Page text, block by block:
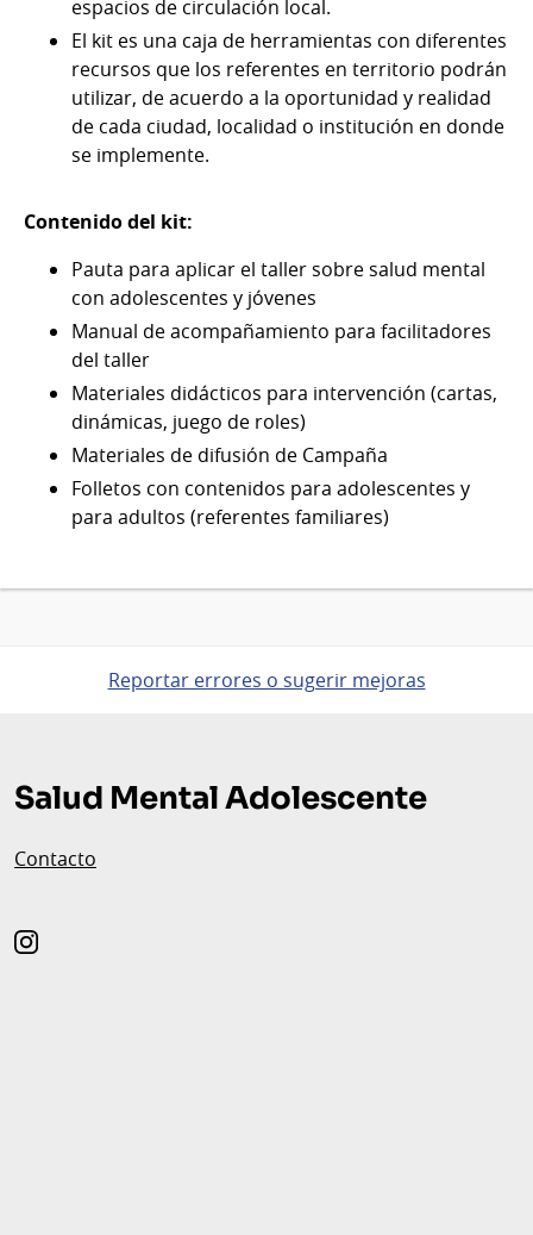
espacios de circulación local.
El kit es una caja de herramientas con diferentes
recursos que los referentes en territorio podrán
utilizar, de acuerdo a la oportunidad y realidad
de cada ciudad, localidad o institución en donde
se implemente.
Contenido del kit:
Pauta para aplicar el taller sobre salud mental
con adolescentes y jóvenes
Manual de acompañamiento para facilitadores
del taller
Materiales didácticos para intervención (cartas,
dinámicas, juego de roles)
Materiales de difusión de Campaña
Folletos con contenidos para adolescentes y
para adultos (referentes familiares)
Reportar errores o sugerir mejoras
de
página
Salud Mental Adolescente
Contacto
instagram